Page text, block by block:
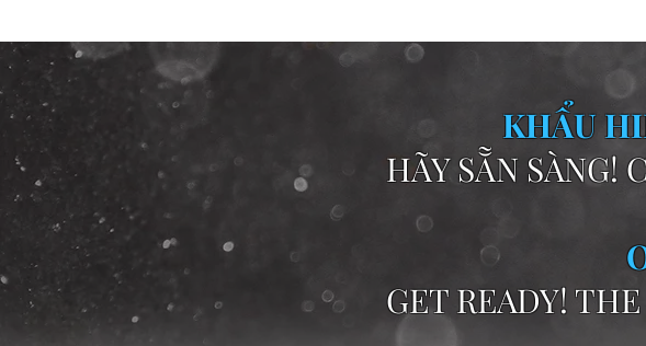
KHẨU
HÃY SẴN SÀNG!
GET READY!